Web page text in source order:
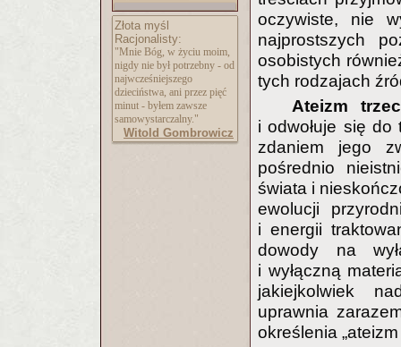
Złota myśl
Racjonalisty:
"Mnie Bóg, w życiu moim,
nigdy nie był potrzebny - od
najwcześniejszego
dzieciństwa, ani przez pięć
minut - byłem zawsze
samowystarczalny."
Witold Gombrowicz
oczywiste, nie
najprostszych
osobistych
tych rodzajach
Ateizm
i odwołuje się
zdaniem jego
pośrednio
świata i
ewolucji
i energii
dowody na
i wyłączną
jakiejkolwiek
uprawnia
określenia